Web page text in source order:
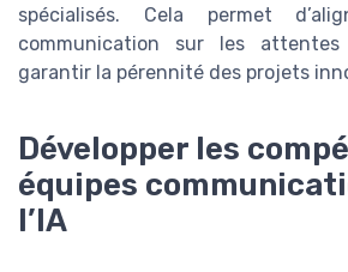
spécialisés. Cela permet
communication sur les
garantir la pérennité des projets
Développer les
équipes
l’IA